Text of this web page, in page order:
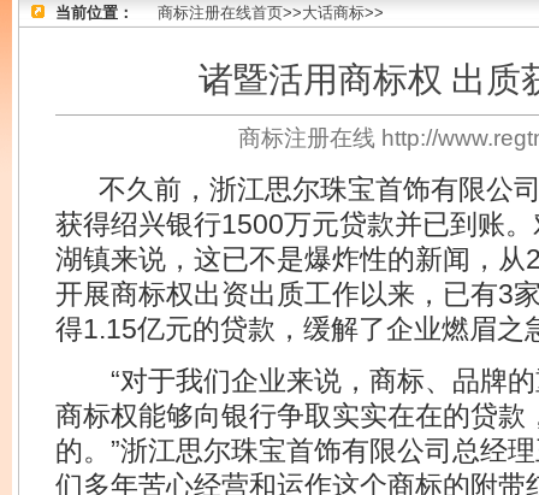
专业商标代理网！商标查询或商标代理问题请登记，我们将尽快给与
因国庆节放假，9.29-10.7号商标局停办一切业务，着急的客户请从速
地理优势不容忽视，注册商标还是选择北京商标注册代理公司好！
当前位置： 商标注册在线首页>>大话商标>>
诸暨活用商标权 出质
商标注册在线 http://
不久前，浙江思尔珠宝首饰有限公
获得绍兴银行1500万元贷款并已到账
湖镇来说，这已不是爆炸性的新闻，
开展商标权出资出质工作以来，已有3
得1.15亿元的贷款，缓解了企业燃眉之
“对于我们企业来说，商标、品牌的
商标权能够向银行争取实实在在的贷款
的。”浙江思尔珠宝首饰有限公司总经
们多年苦心经营和运作这个商标的附带